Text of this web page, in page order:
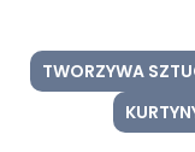
TWORZYWA